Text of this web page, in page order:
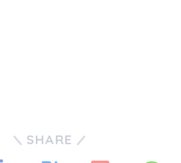
SHARE